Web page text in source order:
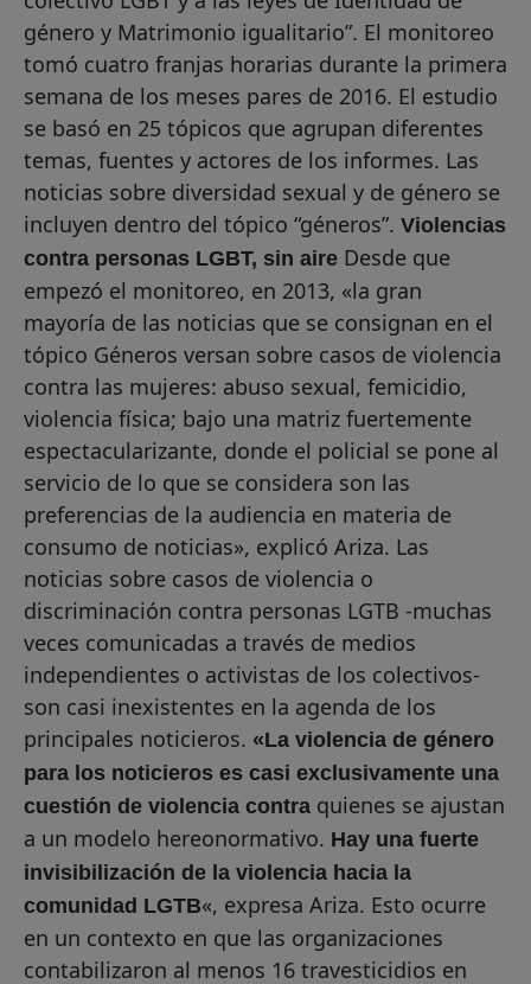
género y Matrimonio igualitario”. El monitoreo
tomó cuatro franjas horarias durante la primera
semana de los meses pares de 2016. El estudio
se basó en 25 tópicos que agrupan diferentes
temas, fuentes y actores de los informes. Las
noticias sobre diversidad sexual y de género se
incluyen dentro del tópico “géneros”. Violencias
contra personas LGBT, sin aire Desde que
empezó el monitoreo, en 2013, «la gran
mayoría de las noticias que se consignan en el
tópico Géneros versan sobre casos de violencia
contra las mujeres: abuso sexual, femicidio,
violencia física; bajo una matriz fuertemente
espectacularizante, donde el policial se pone al
servicio de lo que se considera son las
preferencias de la audiencia en materia de
consumo de noticias», explicó Ariza. Las
noticias sobre casos de violencia o
discriminación contra personas LGTB -muchas
veces comunicadas a través de medios
independientes o activistas de los colectivos-
son casi inexistentes en la agenda de los
principales noticieros. «La violencia de género
para los noticieros es casi exclusivamente una
cuestión de violencia contra quienes se ajustan
a un modelo hereonormativo. Hay una fuerte
invisibilización de la violencia hacia la
comunidad LGTB«, expresa Ariza. Esto ocurre
en un contexto en que las organizaciones
contabilizaron al menos 16 travesticidios en